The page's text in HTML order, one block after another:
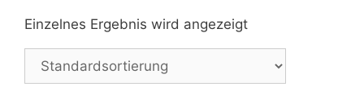
Einzelnes Ergebnis wird angezeigt